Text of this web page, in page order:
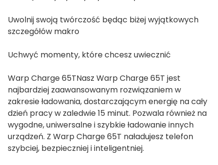
Uwolnij swoją twórczość będąc biżej wyjątkowych
szczegółów makro
Uchwyć momenty, które chcesz uwiecznić
Warp Charge 65TNasz Warp Charge 65T jest
najbardziej zaawansowanym rozwiązaniem w
zakresie ładowania, dostarczającym energię na cały
dzień pracy w zaledwie 15 minut. Pozwala również na
wygodne, uniwersalne i szybkie ładowanie innych
urządzeń. Z Warp Charge 65T naładujesz telefon
szybciej, bezpieczniej i inteligentniej.